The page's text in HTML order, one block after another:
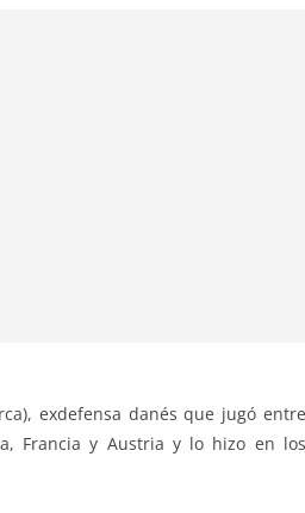
exdefensa danés que jugó entre
Francia y Austria y lo hizo en los